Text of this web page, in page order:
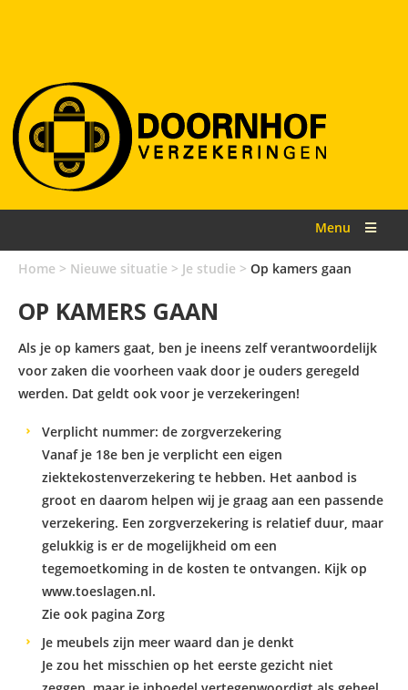
Menu
Home > Nieuwe situatie > Je studie > Op kamers gaan
OP KAMERS GAAN
Als je op kamers gaat, ben je ineens zelf verantwoordelijk
voor zaken die voorheen vaak door je ouders geregeld
werden. Dat geldt ook voor je verzekeringen!
Verplicht nummer: de zorgverzekering
Vanaf je 18e ben je verplicht een eigen
ziektekostenverzekering te hebben. Het aanbod is
groot en daarom helpen wij je graag aan een passende
verzekering. Een zorgverzekering is relatief duur, maar
gelukkig is er de mogelijkheid om een
tegemoetkoming in de kosten te ontvangen. Kijk op
www.toeslagen.nl.
Zie ook pagina Zorg
Je meubels zijn meer waard dan je denkt
Je zou het misschien op het eerste gezicht niet